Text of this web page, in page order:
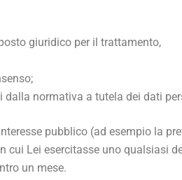
giuridico per il trattamento,
normativa a tutela dei dati
pubblico (ad esempio la
Lei esercitasse uno qualsiasi
un mese.